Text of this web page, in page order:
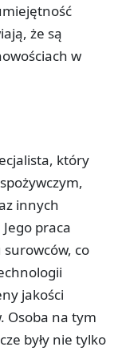
że są
w
który
innych
praca
co
jakości
Osoba na tym
były nie tylko